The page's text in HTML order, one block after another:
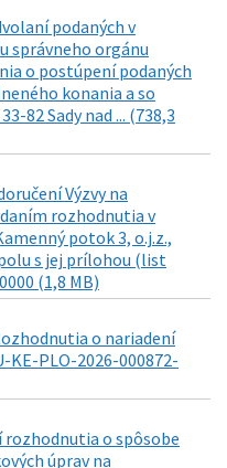
podaných v
správneho orgánu
o postúpení podaných
konania a so
82 Sady nad ... (738,3
Výzvy na
rozhodnutia v
potok 3, o.j.z.,
s jej prílohou (list
(1,8 MB)
o nariadení
KE-PLO-2026-000872-
rozhodnutia o spôsobe
úprav na